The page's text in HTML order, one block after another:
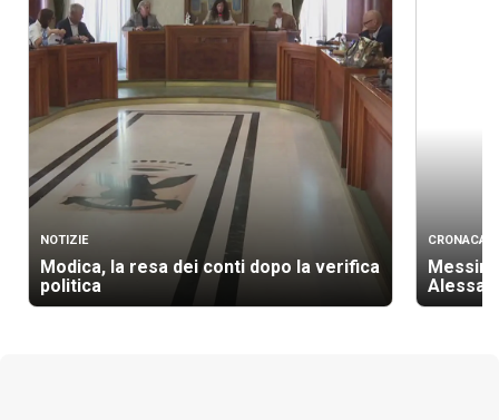
NOTIZIE
Modica, la resa dei conti dopo la verifica
politica
CRONACA